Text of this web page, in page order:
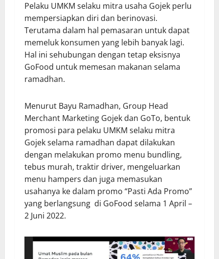
Pelaku UMKM selaku mitra usaha Gojek perlu
mempersiapkan diri dan berinovasi.
Terutama dalam hal pemasaran untuk dapat
memeluk konsumen yang lebih banyak lagi.
Hal ini sehubungan dengan tetap eksisnya
GoFood untuk memesan makanan selama
ramadhan.
Menurut Bayu Ramadhan, Group Head
Merchant Marketing Gojek dan GoTo, bentuk
promosi para pelaku UMKM selaku mitra
Gojek selama ramadhan dapat dilakukan
dengan melakukan promo menu bundling,
tebus murah, traktir driver, mengeluarkan
menu hampers dan juga memasukan
usahanya ke dalam promo “Pasti Ada Promo”
yang berlangsung di GoFood selama 1 April –
2 Juni 2022.